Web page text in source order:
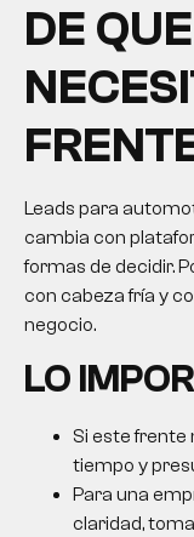
DE
Leads para
cambia con
formas de decidir.
con cabeza fría y
negocio.
LO
Si este frente
tiempo y
Para una
claridad,